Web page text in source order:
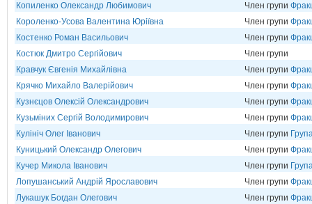
Копиленко Олександр Любимович
Член групи
Короленко-Усова Валентина Юріївна
Член групи
Костенко Роман Васильович
Член групи
Костюк Дмитро Сергійович
Член групи
Кравчук Євгенія Михайлівна
Член групи
Крячко Михайло Валерійович
Член групи
Кузнєцов Олексій Олександрович
Член групи
Кузьміних Сергій Володимирович
Член групи
Кулініч Олег Іванович
Член групи
Куницький Олександр Олегович
Член групи
Кучер Микола Іванович
Член групи
Лопушанський Андрій Ярославович
Член групи
Лукашук Богдан Олегович
Член групи